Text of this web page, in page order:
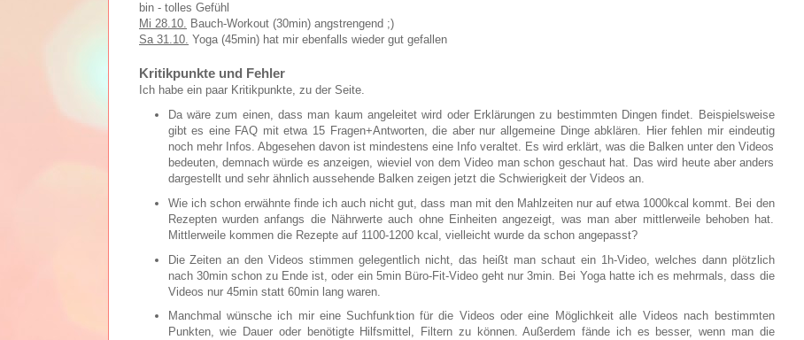
bin - tolles Gefühl
Mi 28.10. Bauch-Workout (30min) angstrengend ;)
Sa 31.10. Yoga (45min) hat mir ebenfalls wieder gut gefallen
Kritikpunkte und Fehler
Ich habe ein paar Kritikpunkte, zu der Seite.
Da wäre zum einen, dass man kaum angeleitet wird oder Erklärungen zu bestimmten Dingen findet. Beispielsweise
gibt es eine FAQ mit etwa 15 Fragen+Antworten, die aber nur allgemeine Dinge abklären. Hier fehlen mir eindeutig
noch mehr Infos. Abgesehen davon ist mindestens eine Info veraltet. Es wird erklärt, was die Balken unter den Videos
bedeuten, demnach würde es anzeigen, wieviel von dem Video man schon geschaut hat. Das wird heute aber anders
dargestellt und sehr ähnlich aussehende Balken zeigen jetzt die Schwierigkeit der Videos an.
Wie ich schon erwähnte finde ich auch nicht gut, dass man mit den Mahlzeiten nur auf etwa 1000kcal kommt. Bei den
Rezepten wurden anfangs die Nährwerte auch ohne Einheiten angezeigt, was man aber mittlerweile behoben hat.
Mittlerweile kommen die Rezepte auf 1100-1200 kcal, vielleicht wurde da schon angepasst?
Die Zeiten an den Videos stimmen gelegentlich nicht, das heißt man schaut ein 1h-Video, welches dann plötzlich
nach 30min schon zu Ende ist, oder ein 5min Büro-Fit-Video geht nur 3min. Bei Yoga hatte ich es mehrmals, dass die
Videos nur 45min statt 60min lang waren.
Manchmal wünsche ich mir eine Suchfunktion für die Videos oder eine Möglichkeit alle Videos nach bestimmten
Punkten, wie Dauer oder benötigte Hilfsmittel, Filtern zu können. Außerdem fände ich es besser, wenn man die